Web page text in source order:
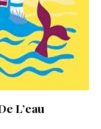
L’eau